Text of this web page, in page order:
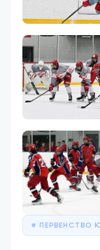
ПЕРВЕНСТВО